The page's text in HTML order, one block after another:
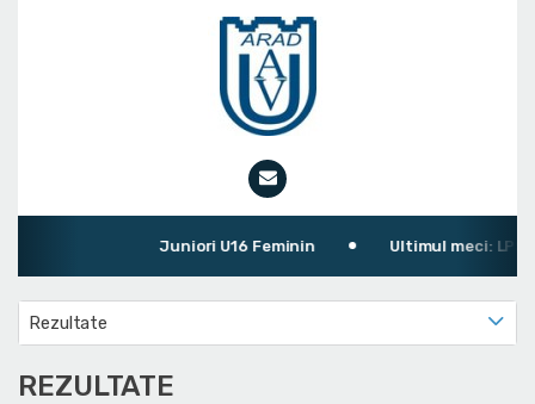
Juniori U16 Feminin Ultimul meci: LPS
Rezultate
REZULTATE